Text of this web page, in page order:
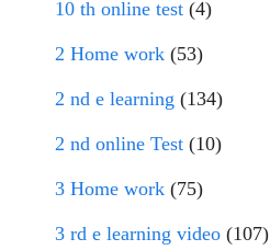
10 th online test (4)
2 Home work (53)
2 nd e learning (134)
2 nd online Test (10)
3 Home work (75)
3 rd e learning video (107)